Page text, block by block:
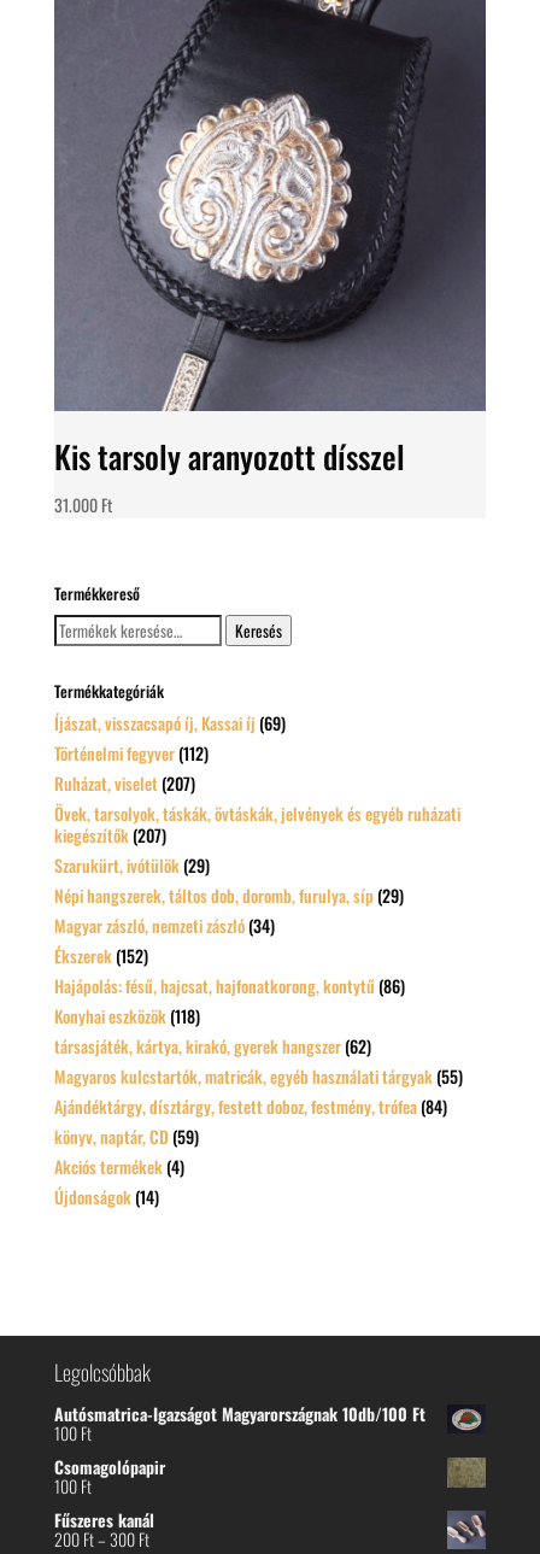
Kis tarsoly aranyozott dísszel
31.000Ft
Termékkereső
Keresés
a
Keresés
Termékkategóriák
Íjászat, visszacsapó íj, Kassai íj (69)
Történelmi fegyver (112)
Ruházat, viselet (207)
Övek, tarsolyok, táskák, övtáskák, jelvények és egyéb ruházati
kiegészítők (207)
Szarukürt, ivótülök (29)
Népi hangszerek, táltos dob, doromb, furulya, síp (29)
Magyar zászló, nemzeti zászló (34)
Ékszerek (152)
Hajápolás: fésű, hajcsat, hajfonatkorong, kontytű (86)
Konyhai eszközök (118)
társasjáték, kártya, kirakó, gyerek hangszer (62)
Magyaros kulcstartók, matricák, egyéb használati tárgyak (55)
Ajándéktárgy, dísztárgy, festett doboz, festmény, trófea (84)
könyv, naptár, CD (59)
Akciós termékek (4)
Újdonságok (14)
Legolcsóbbak
Autósmatrica-Igazságot Magyarországnak 10db/100 Ft
100Ft
Csomagolópapir
100Ft
Fűszeres kanál
200Ft–300FtÁrtartomány: